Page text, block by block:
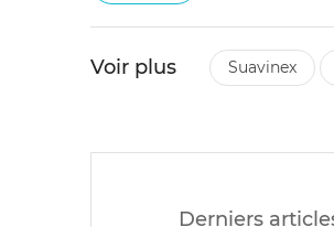
Voir plus suavinex
Derniers